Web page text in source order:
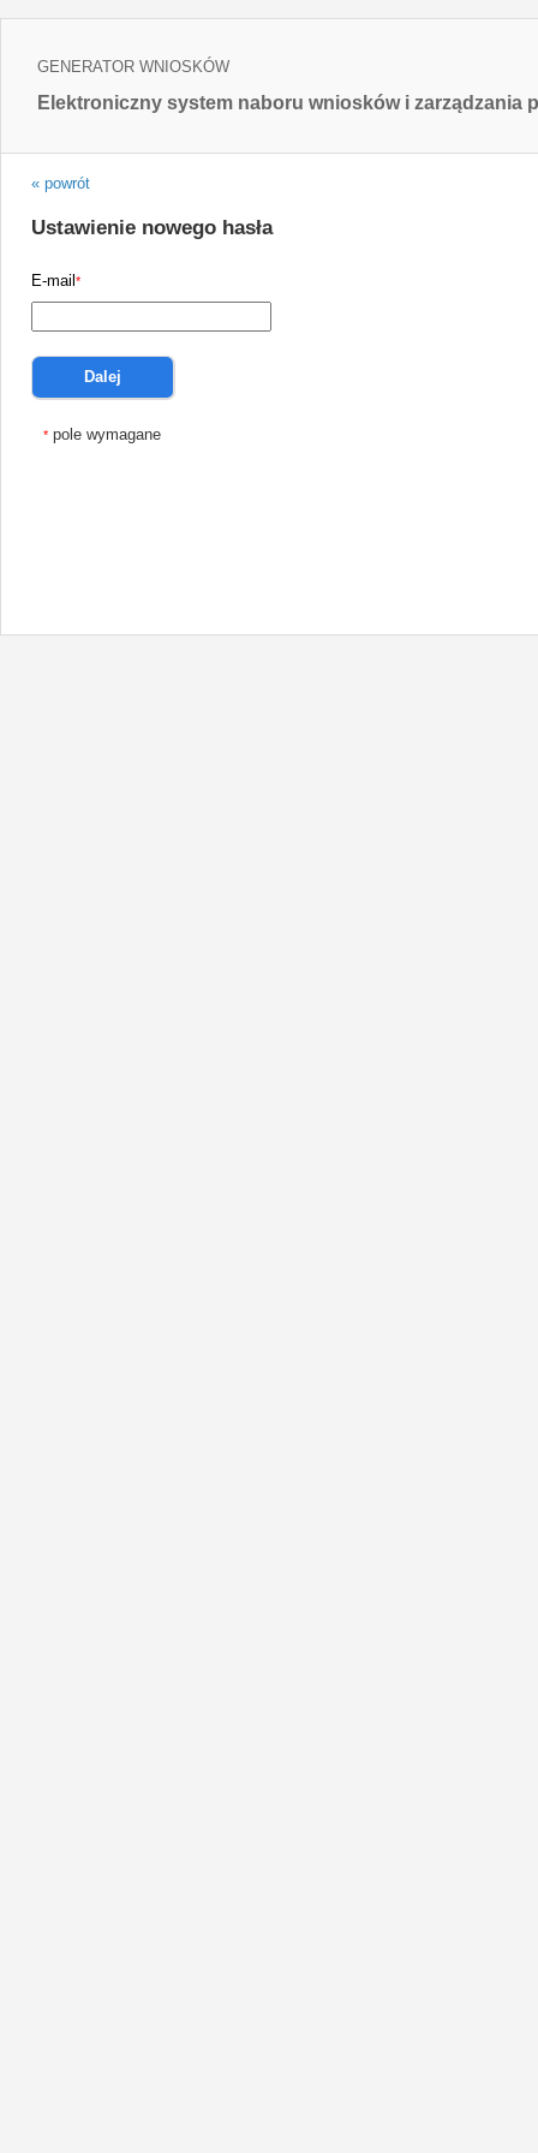
GENERATOR WNIOSKÓW
Elektroniczny system naboru wniosków i zarządzania
« powrót
Ustawienie nowego hasła
E-mail *
Dalej
* pole wymagane